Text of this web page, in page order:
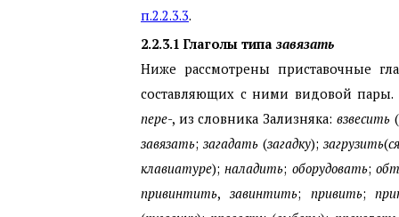
п.2.2.3.3.
2.2.3.1 Глаголы типа завязать
Ниже рассмотрены приставочные
составляющих с ними видовой пары.
пере-, из словника Зализняка: взвесить (
завязать; загадать (загадку); загрузить(ся
клавиатуре); наладить; оборудовать;
привинтить, завинтить; привить;